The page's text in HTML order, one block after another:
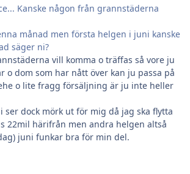
Kanske någon från grannstäderna
månad men första helgen i juni kanske
säger ni?
vill komma o träffas så vore ju
o dom som har nått över kan ju passa på
o lite fragg försäljning är ju inte heller
ser dock mörk ut för mig då jag ska flytta
22mil härifrån men andra helgen altså
juni funkar bra för min del.